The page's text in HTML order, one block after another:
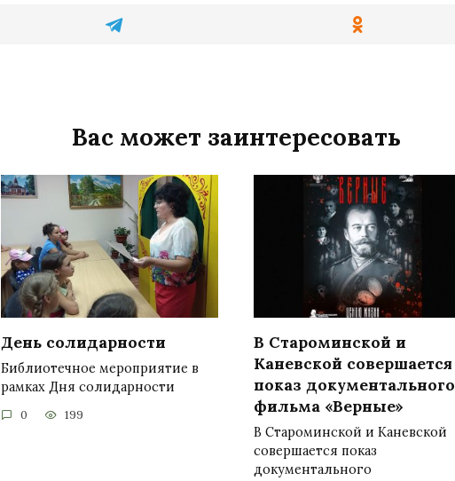
Вас может заинтересовать
День солидарности
Библиотечное мероприятие в
рамках Дня солидарности
0 199
В Староминской и
Каневской совершается
показ документального
фильма «Верные»
В Староминской и Каневской
совершается показ
документального